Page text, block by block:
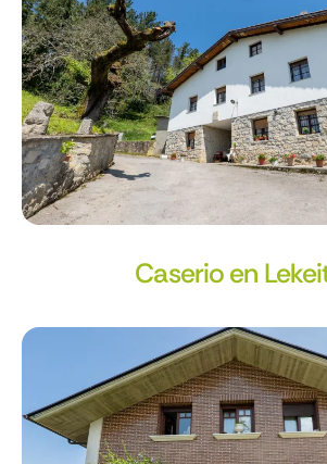
Caserio en